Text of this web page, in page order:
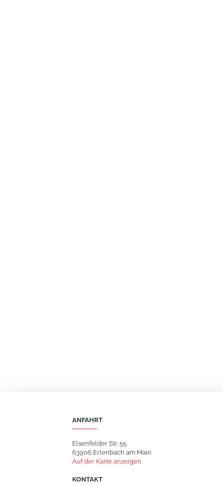
ANFAHRT
Elsenfelder Str. 55
63906 Erlenbach am Main
Auf der Karte anzeigen
KONTAKT